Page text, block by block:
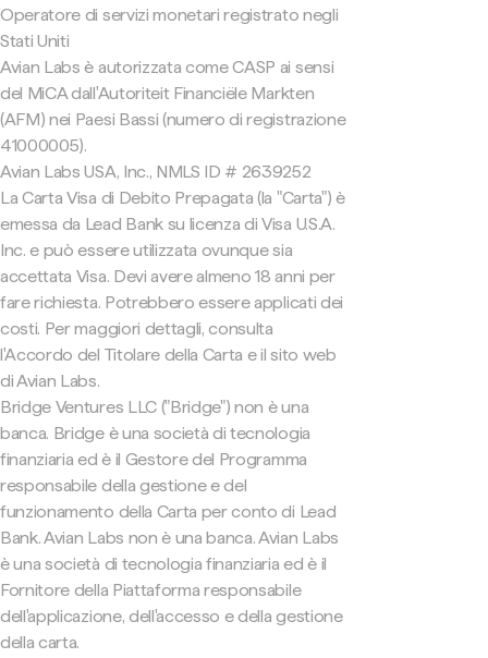
Operatore di servizi monetari registrato negli
Stati Uniti
Avian Labs è autorizzata come CASP ai sensi
del MiCA dall'Autoriteit Financiële Markten
(AFM) nei Paesi Bassi (numero di registrazione
41000005).
Avian Labs USA, Inc., NMLS ID # 2639252
La Carta Visa di Debito Prepagata (la "Carta") è
emessa da Lead Bank su licenza di Visa U.S.A.
Inc. e può essere utilizzata ovunque sia
accettata Visa. Devi avere almeno 18 anni per
fare richiesta. Potrebbero essere applicati dei
costi. Per maggiori dettagli, consulta
l'Accordo del Titolare della Carta e il sito web
di Avian Labs.
Bridge Ventures LLC ("Bridge") non è una
banca. Bridge è una società di tecnologia
finanziaria ed è il Gestore del Programma
responsabile della gestione e del
funzionamento della Carta per conto di Lead
Bank. Avian Labs non è una banca. Avian Labs
è una società di tecnologia finanziaria ed è il
Fornitore della Piattaforma responsabile
dell'applicazione, dell'accesso e della gestione
della carta.